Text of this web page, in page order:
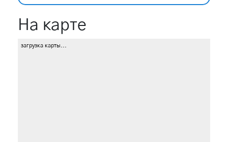
На карте
загрузка карты...